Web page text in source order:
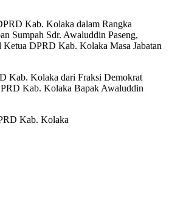
Kab. Kolaka dalam Rangka
Sumpah Sdr. Awaluddin Paseng,
Ketua DPRD Kab. Kolaka Masa Jabatan
Kab. Kolaka dari Fraksi Demokrat
Kab. Kolaka Bapak Awaluddin
Kab. Kolaka